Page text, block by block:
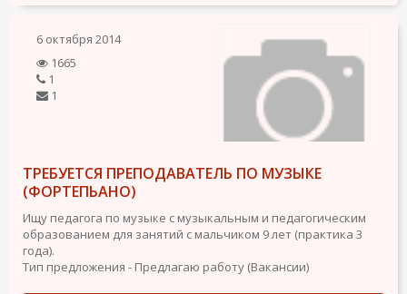
6 октября 2014
1665
1
1
ТРЕБУЕТСЯ ПРЕПОДАВАТЕЛЬ ПО МУЗЫКЕ
(ФОРТЕПЬАНО)
Ищу педагога по музыке с музыкальным и педагогическим
образованием для занятий с мальчиком 9 лет (практика 3
года).
Тип предложения - Предлагаю работу (Вакансии)